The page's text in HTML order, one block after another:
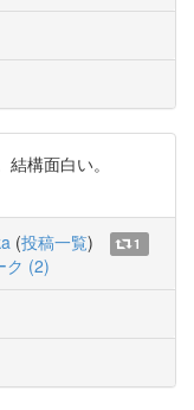
構面白い。
(投稿一覧)
1
ク (2)